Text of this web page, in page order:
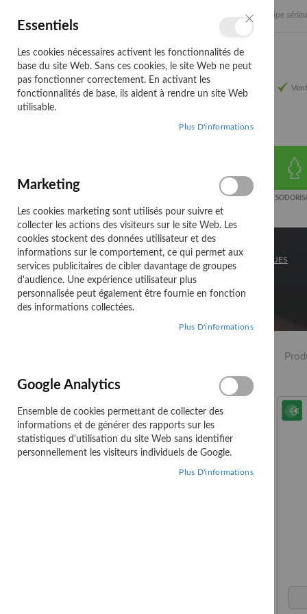
Une équipe
au
EXTERIEUR DE
VOITURE
DESODORISANTS SAPINS MAGIQUES
SAPINS MAGIQUES
CATÉGORIE
STOCK
Essentiels
Les cookies nécessaires activent les fonctionnalités de
base du site Web. Sans ces cookies, le site Web ne peut
pas fonctionner correctement. En activant les
fonctionnalités de base, ils aident à rendre un site Web
utilisable.
Plus D'informations
Marketing
Les cookies marketing sont utilisés pour suivre et
collecter les actions des visiteurs sur le site Web. Les
cookies stockent des données utilisateur et des
informations sur le comportement, ce qui permet aux
services publicitaires de cibler davantage de groupes
d'audience. Une expérience utilisateur plus
personnalisée peut également être fournie en fonction
des informations collectées.
Plus D'informations
Google Analytics
Ensemble de cookies permettant de collecter des
informations et de générer des rapports sur les
statistiques d'utilisation du site Web sans identifier
personnellement les visiteurs individuels de Google.
Plus D'informations